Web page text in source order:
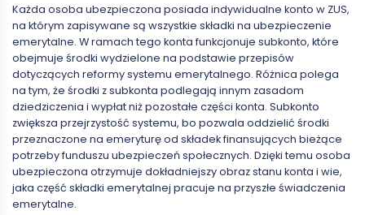
Każda osoba ubezpieczona posiada indywidualne konto w ZUS,
na którym zapisywane są wszystkie składki na ubezpieczenie
emerytalne. W ramach tego konta funkcjonuje subkonto, które
obejmuje środki wydzielone na podstawie przepisów
dotyczących reformy systemu emerytalnego. Różnica polega
na tym, że środki z subkonta podlegają innym zasadom
dziedziczenia i wypłat niż pozostałe części konta. Subkonto
zwiększa przejrzystość systemu, bo pozwala oddzielić środki
przeznaczone na emeryturę od składek finansujących bieżące
potrzeby funduszu ubezpieczeń społecznych. Dzięki temu osoba
ubezpieczona otrzymuje dokładniejszy obraz stanu konta i wie,
jaka część składki emerytalnej pracuje na przyszłe świadczenia
emerytalne.